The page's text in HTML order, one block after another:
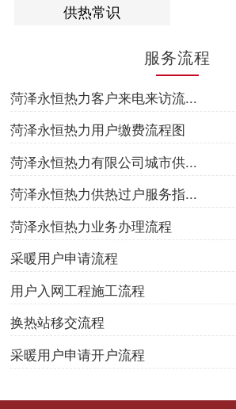
供热常识
服务流程
菏泽永恒热力客户来电来访流...
菏泽永恒热力用户缴费流程图
菏泽永恒热力有限公司城市供...
菏泽永恒热力供热过户服务指...
菏泽永恒热力业务办理流程
采暖用户申请流程
用户入网工程施工流程
换热站移交流程
采暖用户申请开户流程